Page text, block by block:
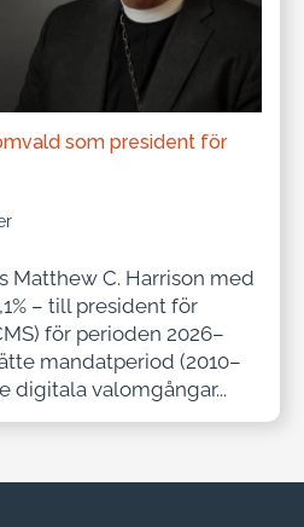
som president för
Matthew C. Harrison med
– till president för
för perioden 2026–
mandatperiod (2010–
digitala valomgångar...